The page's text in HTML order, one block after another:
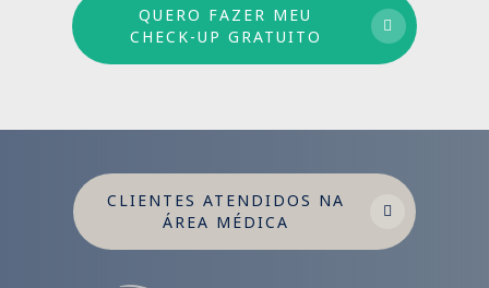
QUERO FAZER MEU
CHECK-UP GRATUITO
CLIENTES ATENDIDOS NA
ÁREA MÉDICA